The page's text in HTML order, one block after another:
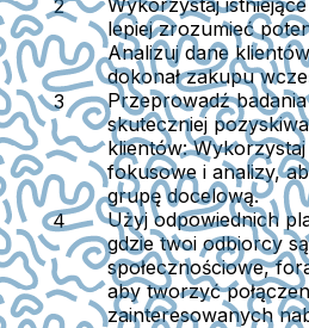
lepiej zrozumieć
Analizuj dane
dokonał zakupu
Przeprowadź
skuteczniej
klientów:Wykorzystaj
fokusowe i analizy,
grupę docelową.
Użyj odpowiednich
gdzie twoi odbiorcy
społecznościowe,
aby tworzyć
zainteresowanych